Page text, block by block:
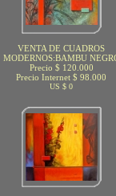
VENTA DE CUADROS
MODERNOS:BAMBU
Precio $ 120.000
Precio Internet $ 98.000
US $ 0